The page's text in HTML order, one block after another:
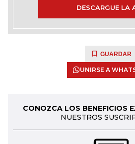
DESCARGUE LA
GUARDAR
UNIRSE A
CONOZCA LOS BENEFICIOS
NUESTROS